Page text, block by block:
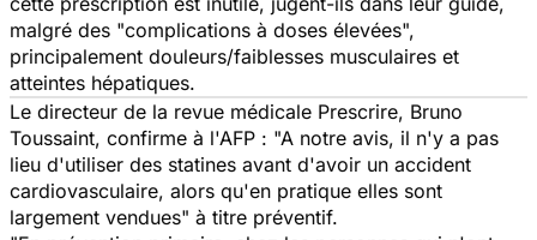
malgré des "complications à doses élevées",
principalement douleurs/faiblesses musculaires et
atteintes hépatiques.
Le directeur de la revue médicale Prescrire, Bruno
Toussaint, confirme à l'AFP : "A notre avis, il n'y a pas
lieu d'utiliser des statines avant d'avoir un accident
cardiovasculaire, alors qu'en pratique elles sont
largement vendues" à titre préventif.